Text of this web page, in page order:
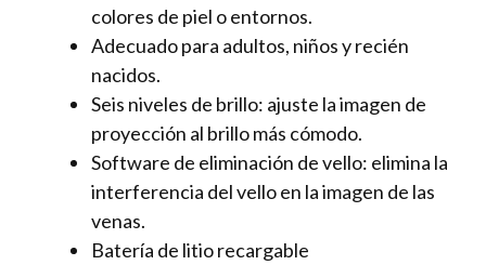
colores de piel o entornos.
Adecuado para adultos, niños y recién
nacidos.
Seis niveles de brillo: ajuste la imagen de
proyección al brillo más cómodo.
Software de eliminación de vello: elimina la
interferencia del vello en la imagen de las
venas.
Batería de litio recargable